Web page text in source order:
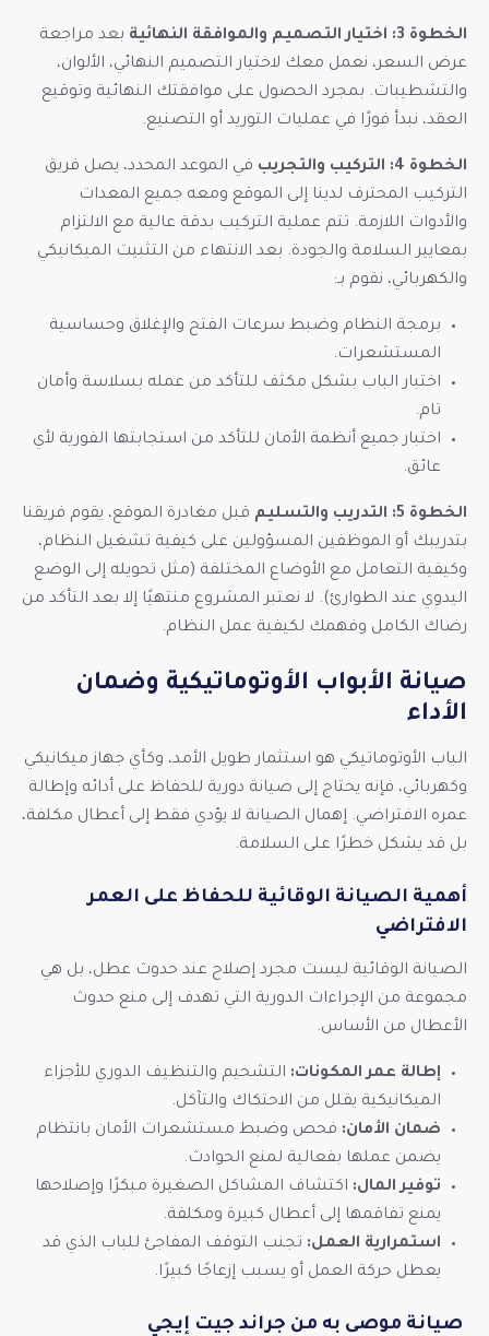
الخطوة 3: اختيار التصميم والموافقة النهائية
بعد مراجعة
عرض السعر، نعمل معك لاختيار التصميم النهائي، الألوان،
والتشطيبات. بمجرد الحصول على موافقتك النهائية وتوقيع
العقد، نبدأ فورًا في عمليات التوريد أو التصنيع.
الخطوة 4: التركيب والتجريب
في الموعد المحدد، يصل فريق
التركيب المحترف لدينا إلى الموقع ومعه جميع المعدات
والأدوات اللازمة. تتم عملية التركيب بدقة عالية مع الالتزام
بمعايير السلامة والجودة. بعد الانتهاء من التثبيت الميكانيكي
والكهربائي، نقوم بـ:
برمجة النظام وضبط سرعات الفتح والإغلاق وحساسية
المستشعرات.
اختبار الباب بشكل مكثف للتأكد من عمله بسلاسة وأمان
تام.
اختبار جميع أنظمة الأمان للتأكد من استجابتها الفورية لأي
عائق.
الخطوة 5: التدريب والتسليم
قبل مغادرة الموقع، يقوم فريقنا
بتدريبك أو الموظفين المسؤولين على كيفية تشغيل النظام،
وكيفية التعامل مع الأوضاع المختلفة (مثل تحويله إلى الوضع
اليدوي عند الطوارئ). لا نعتبر المشروع منتهيًا إلا بعد التأكد من
رضاك الكامل وفهمك لكيفية عمل النظام.
صيانة الأبواب الأوتوماتيكية وضمان
الأداء
الباب الأوتوماتيكي هو استثمار طويل الأمد، وكأي جهاز ميكانيكي
وكهربائي، فإنه يحتاج إلى صيانة دورية للحفاظ على أدائه وإطالة
عمره الافتراضي. إهمال الصيانة لا يؤدي فقط إلى أعطال مكلفة،
بل قد يشكل خطرًا على السلامة.
أهمية الصيانة الوقائية للحفاظ على العمر
الافتراضي
الصيانة الوقائية ليست مجرد إصلاح عند حدوث عطل، بل هي
مجموعة من الإجراءات الدورية التي تهدف إلى منع حدوث
الأعطال من الأساس.
إطالة عمر المكونات: التشحيم والتنظيف الدوري للأجزاء
الميكانيكية يقلل من الاحتكاك والتآكل.
ضمان الأمان: فحص وضبط مستشعرات الأمان بانتظام
يضمن عملها بفعالية لمنع الحوادث.
توفير المال: اكتشاف المشاكل الصغيرة مبكرًا وإصلاحها
يمنع تفاقمها إلى أعطال كبيرة ومكلفة.
استمرارية العمل: تجنب التوقف المفاجئ للباب الذي قد
يعطل حركة العمل أو يسبب إزعاجًا كبيرًا.
صيانة موصى به من جراند جيت إيجي